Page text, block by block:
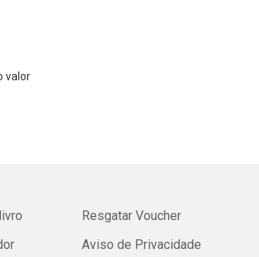
valor
Resgatar Voucher
Aviso de Privacidade